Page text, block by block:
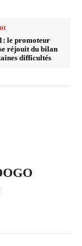
le promoteur
réjouit du bilan
difficultés